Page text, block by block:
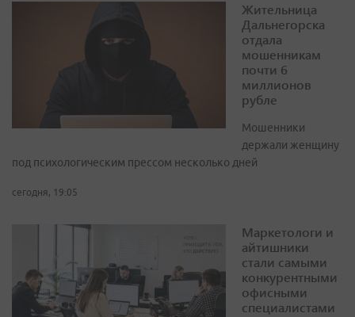
Жительница
Дальнегорска
отдала
мошенникам
почти 6
миллионов
рубле
Мошенники
держали женщину
под психологическим прессом несколько дней
сегодня, 19:05
Маркетологи и
айтишники
стали самыми
конкурентными
офисными
специалистами